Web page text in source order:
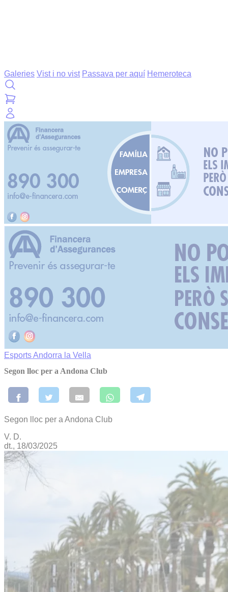
Galeries Vist i no vist Passava per aquí Hemeroteca
EsportsAndorra la Vella
Segon lloc per a Andona Club
Segon lloc per a Andona Club
V. D.
dt., 18/03/2025